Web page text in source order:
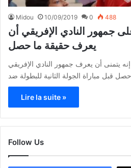
Midou 10/09/2019 0 488
جمهور النادي الإفريقي أن
يعرف حقيقة ما حصل
يتمنى أن يعرف جمهور النادي الإفريقي
Lire la suite »
Follow Us